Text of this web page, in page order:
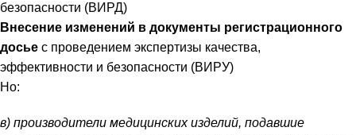
безопасности (ВИРД)
Внесение изменений в документы регистрационного
досье с проведением экспертизы качества,
эффективности и безопасности (ВИРУ)
Но:
в) производители медицинских изделий, подавшие